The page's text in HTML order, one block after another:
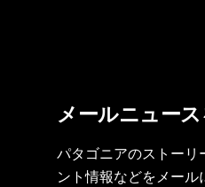
メールニュー
パタゴニアのストー
ント情報などをメール